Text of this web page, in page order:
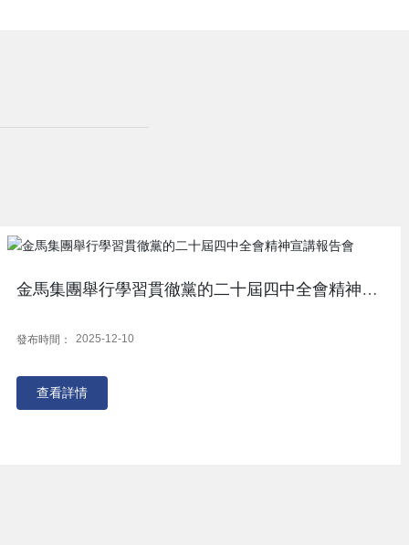
金馬集團舉行學習貫徹黨的二十屆四中全會精神宣
發布時間： 2025-12-10
查看詳情